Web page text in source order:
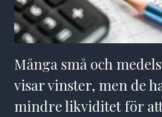
Många små och
visar vinster, men de
mindre likviditet för